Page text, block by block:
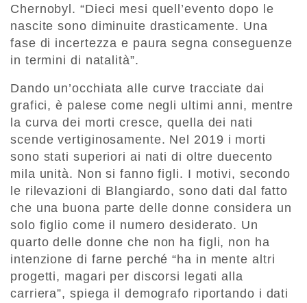
Chernobyl. “Dieci mesi quell’evento dopo le
nascite sono diminuite drasticamente. Una
fase di incertezza e paura segna conseguenze
in termini di natalità”.
Dando un’occhiata alle curve tracciate dai
grafici, è palese come negli ultimi anni, mentre
la curva dei morti cresce, quella dei nati
scende vertiginosamente. Nel 2019 i morti
sono stati superiori ai nati di oltre duecento
mila unità. Non si fanno figli. I motivi, secondo
le rilevazioni di Blangiardo, sono dati dal fatto
che una buona parte delle donne considera un
solo figlio come il numero desiderato. Un
quarto delle donne che non ha figli, non ha
intenzione di farne perché “ha in mente altri
progetti, magari per discorsi legati alla
carriera”, spiega il demografo riportando i dati